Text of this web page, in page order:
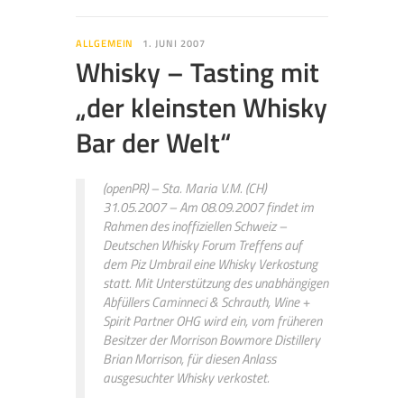
ALLGEMEIN 1. JUNI 2007
Whisky – Tasting mit
„der kleinsten Whisky
Bar der Welt“
(openPR) – Sta. Maria V.M. (CH)
31.05.2007 – Am 08.09.2007 findet im
Rahmen des inoffiziellen Schweiz –
Deutschen Whisky Forum Treffens auf
dem Piz Umbrail eine Whisky Verkostung
statt. Mit Unterstützung des unabhängigen
Abfüllers Caminneci & Schrauth, Wine +
Spirit Partner OHG wird ein, vom früheren
Besitzer der Morrison Bowmore Distillery
Brian Morrison, für diesen Anlass
ausgesuchter Whisky verkostet.